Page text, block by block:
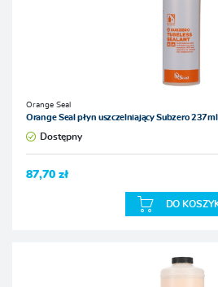
Orange Seal
Orange Seal płyn uszczelniający Subzero 237ml
Dostępny
87,70 zł
DO